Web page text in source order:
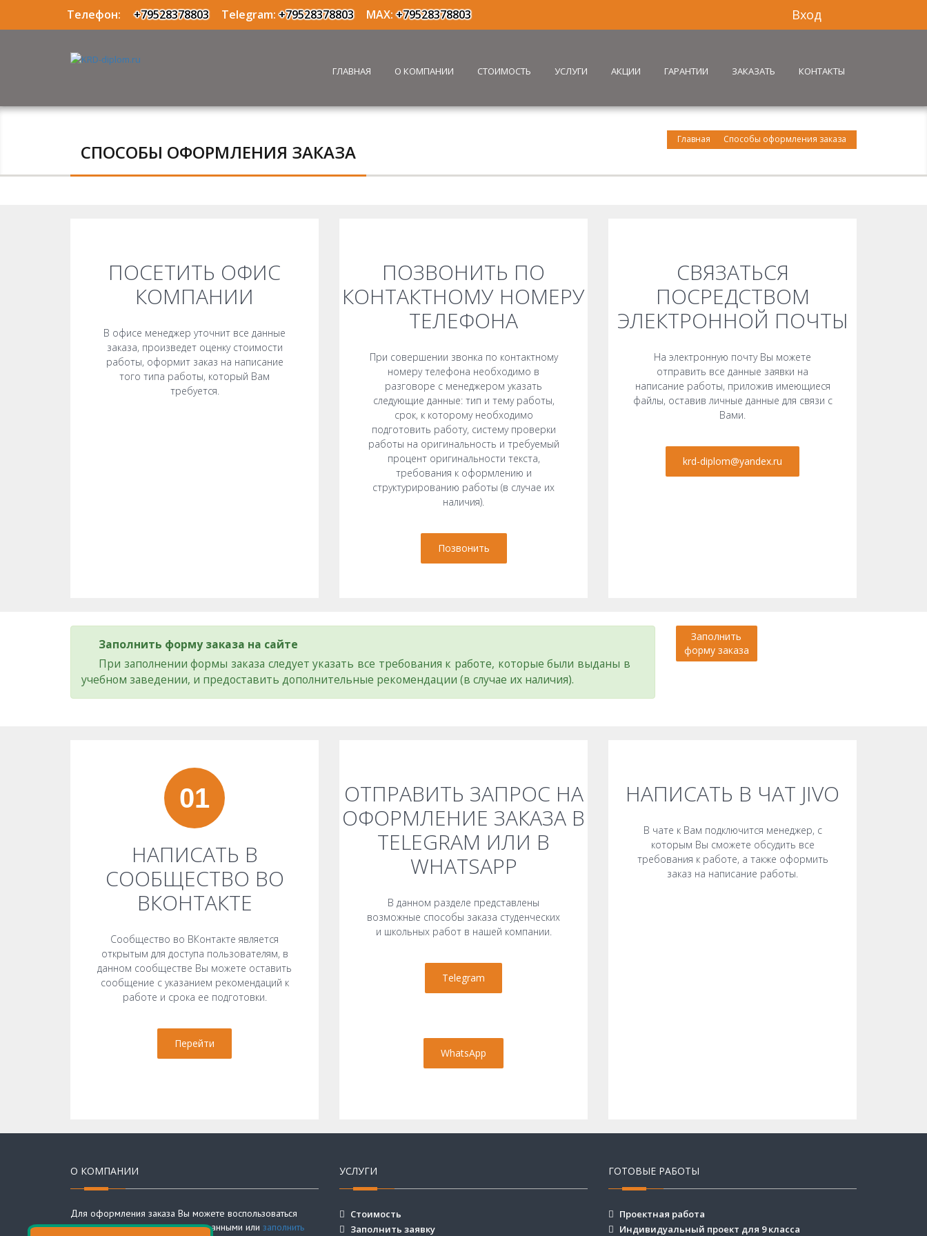
Телефон: +79528378803 Telegram:+79528378803 MAX:+79528378803 Вход
ГЛАВНАЯ О КОМПАНИИ СТОИМОСТЬ УСЛУГИ АКЦИИ ГАРАНТИИ ЗАКАЗАТЬ КОНТАКТЫ
Главная Способы оформления заказа
СПОСОБЫ ОФОРМЛЕНИЯ ЗАКАЗА
ПОСЕТИТЬ ОФИС
КОМПАНИИ
В офисе менеджер уточнит все данные
заказа, произведет оценку стоимости
работы, оформит заказ на написание
того типа работы, который Вам
требуется.
ПОЗВОНИТЬ ПО
КОНТАКТНОМУ НОМЕРУ
ТЕЛЕФОНА
При совершении звонка по контактному
номеру телефона необходимо в
разговоре с менеджером указать
следующие данные: тип и тему работы,
срок, к которому необходимо
подготовить работу, систему проверки
работы на оригинальность и требуемый
процент оригинальности текста,
требования к оформлению и
структурированию работы (в случае их
наличия).
Позвонить
СВЯЗАТЬСЯ
ПОСРЕДСТВОМ
ЭЛЕКТРОННОЙ ПОЧТЫ
На электронную почту Вы можете
отправить все данные заявки на
написание работы, приложив имеющиеся
файлы, оставив личные данные для связи с
Вами.
krd-diplom@yandex.ru
Заполнить форму заказа на сайте
При заполнении формы заказа следует указать все требования к работе, которые были выданы в
учебном заведении, и предоставить дополнительные рекомендации (в случае их наличия).
Заполнить
форму заказа
01
НАПИСАТЬ В
СООБЩЕСТВО ВО
ВКОНТАКТЕ
Сообщество во ВКонтакте является
открытым для доступа пользователям, в
данном сообществе Вы можете оставить
сообщение с указанием рекомендаций к
работе и срока ее подготовки.
Перейти
ОТПРАВИТЬ ЗАПРОС НА
ОФОРМЛЕНИЕ ЗАКАЗА В
TELEGRAM ИЛИ В
WHATSAPP
В данном разделе представлены
возможные способы заказа студенческих
и школьных работ в нашей компании.
Telegram
WhatsApp
НАПИСАТЬ В ЧАТ JIVO
В чате к Вам подключится менеджер, с
которым Вы сможете обсудить все
требования к работе, а также оформить
заказ на написание работы.
О КОМПАНИИ
Для оформления заказа Вы можете воспользоваться
представленными контактными данными или заполнить
УСЛУГИ
Стоимость
Заполнить заявку
ГОТОВЫЕ РАБОТЫ
Проектная работа
Индивидуальный проект для 9 класса